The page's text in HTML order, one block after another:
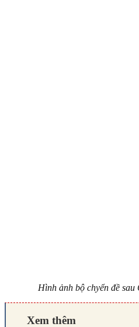
Hình ảnh bộ chyển đề
Xem thêm